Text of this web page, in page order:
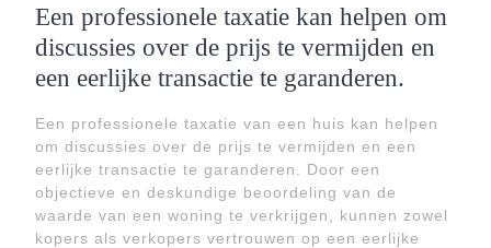
Een professionele taxatie kan helpen om
discussies over de prijs te vermijden en
een eerlijke transactie te garanderen.
Een professionele taxatie van een huis kan helpen
om discussies over de prijs te vermijden en een
eerlijke transactie te garanderen. Door een
objectieve en deskundige beoordeling van de
waarde van een woning te verkrijgen, kunnen zowel
kopers als verkopers vertrouwen op een eerlijke